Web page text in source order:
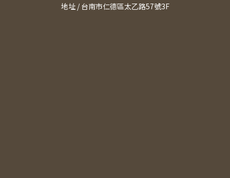
地址 /台南市仁德區太乙路57號3F